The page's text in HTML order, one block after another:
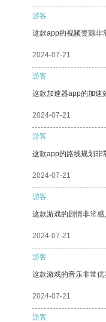
游客
这款app的视频资源非
2024-07-21
游客
这款加速器app的加速
2024-07-21
游客
这款app的路线规划非
2024-07-21
游客
这款游戏的剧情非常感
2024-07-21
游客
这款游戏的音乐非常优
2024-07-21
游客